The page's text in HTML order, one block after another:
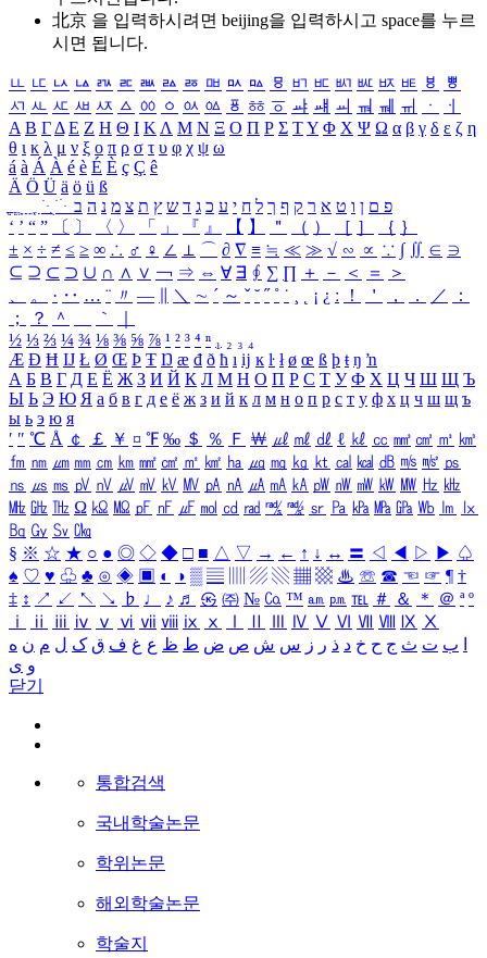
北京 을 입력하시려면 beijing을 입력하시고 space를 누르
시면 됩니다.
ㅥ ㅦ ㅧ ㅨ ㅩ ㅪ ㅫ ㅬ ㅭ ㅮ ㅯ ㅰ ㅱ ㅲ ㅳ ㅴ ㅵ ㅶ ㅷ ㅸ
ㅹ
ㅺ ㅻ ㅼ ㅽ ㅾ ㅿ ㆀ ㆁ ㆂ ㆃ ㆄ ㆅ ㆆ ㆇ ㆈ ㆉ ㆊ ㆋ ㆌ ㆍ
ㆎ
Α Β ΓΔ Ε Ζ Η Θ Ι ΚΛ Μ Ν Ξ Ο Π Ρ Σ ΤΥ Φ Χ Ψ Ω α β γ δ ε ζ η
θ ι κ λ μ ν ξ ο π ρ σ τ υ φ χ ψ ω
á à Á À é è É È ç Ç ê
Ä Ö Ü ä ö ü ß
ִֶֹ ֻּ ׁׂ פ ם ן ו ט א ר ק ף ך ל ח י ע כ ג ד ש ץ ת צ מ נ ה ב
‘ ’ “ ” 〔 〕 〈 〉 「 」 『 』 【 】 ＂ （ ） ［ ］ ｛ ｝
± × ÷ ≠ ≤ ≥ ∞ ∴ ♂ ♀ ∠ ⊥ ⌒ ∂ ∇ ≡ ≒ ≪ ≫ √ ∽ ∝ ∵ ∫ ∬ ∈ ∋
⊆ ⊇ ⊂ ⊃ ∪ ∩ ∧ ∨ ￢ ⇒ ⇔ ∀ ∃ ∮ ∑ ∏ ＋ － ＜ ＝
＞
、
。 · ‥ … ¨ 〃 ― ＼ ∼ ´ ～ ˇ ˘ ˝ ˚ ˙ ¸ ¡ ¿ ː ！ ＇ ， ． ／
：
；
？ ＾ ｀
½ ⅓ ⅔ ¼ ¾ ⅛ ⅜ ⅝ ⅞ ¹ ² ³ ⁴ ⁿ ₁ ₂ ₃ ₄
Æ Ð Ħ Ĳ Ł Ø Œ Þ Ŧ Ŋ æ đ ð ħ ı ĳ ĸ ŀ ł ø œ ß þ ŧ ŋ ŉ
А Б В Г Д Е Ё Ж З И Й К Л М Н О П Р С Т У Ф Х Ц Ч Ш Щ Ъ
Ы Ь Э Ю Я а б в г д е ё ж з и й к л м н о п р с т у ф х ц ч ш щ ъ
ы ь э ю я
′ ″ ℃ Å ￠ ￡ ￥ ¤ ℉ ‰ ＄ ％ Ｆ ￦ ㎕ ㎖ ㎗ ℓ ㎘ ㏄ ㎣ ㎤ ㎥ ㎦
㎙ ㎚ ㎛ ㎜ ㎝ ㎞ ㎟ ㎠ ㎡ ㎢ ㏊ ㎍ ㎎ ㎏ ㏏ ㎈ ㎉ ㏈ ㎧ ㎨ ㎰
㎱ ㎲ ㎳ ㎴ ㎵ ㎶ ㎷ ㎸ ㎹ ㎀ ㎁ ㎂ ㎃ ㎄ ㎺ ㎻ ㎽ ㎾ ㎿ ㎐ ㎑
㎒ ㎓ ㎔ Ω ㏀ ㏁ ㎊ ㎋ ㎌ ㏖ ㏅ ㎭ ㎮ ㎯ ㏛ ㎩ ㎪ ㎫ ㎬ ㏝ ㏐
㏓
㏃ ㏉ ㏜ ㏆
§ ※ ☆ ★ ○ ● ◎ ◇ ◆ □ ■ △ ▽ → ← ↑ ↓ ↔ 〓 ◁ ◀ ▷ ▶ ♤
♠ ♡ ♥ ♧ ♣ ⊙ ◈ ▣ ◐ ◑ ▒ ▤ ▨ ▧ ▦ ▩ ♨ ☏ ☎ ☜ ☞ ¶ †
‡ ↕ ↗ ↙ ↖ ↘ ♭ ♩ ♪ ♬ ㉿ ㈜ № ㏇ ™ ㏂ ㏘ ℡ ＃ ＆ ＊ ＠ ª º
ⅰ
ⅱ ⅲ ⅳ ⅴ ⅵ ⅶ ⅷ ⅸ ⅹ Ⅳ Ⅴ Ⅵ Ⅶ Ⅷ Ⅸ Ⅹ
ب ت ث ج ح خ د ذ ر ز س ش ص ض ط ظ ع غ ف ق ک ل م ن ه
و ی
닫기
통합검색
국내학술논문
학위논문
해외학술논문
학술지